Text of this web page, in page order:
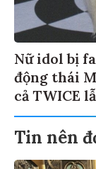
Nữ idol bị
động thái
cả TWICE
Tin nên